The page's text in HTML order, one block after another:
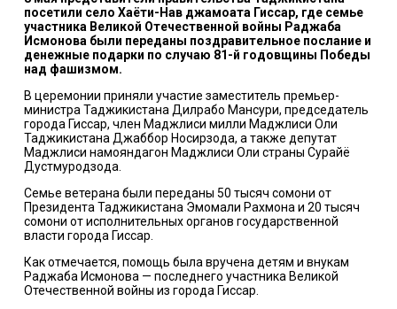
посетили село Хаёти-Нав джамоата Гиссар, где семье
участника Великой Отечественной войны Раджаба
Исмонова были переданы поздравительное послание и
денежные подарки по случаю 81-й годовщины Победы
над фашизмом.
В церемонии приняли участие заместитель премьер-
министра Таджикистана Дилрабо Мансури, председатель
города Гиссар, член Маджлиси милли Маджлиси Оли
Таджикистана Джаббор Носирзода, а также депутат
Маджлиси намояндагон Маджлиси Оли страны Сурайё
Дустмуродзода.
Семье ветерана были переданы 50 тысяч сомони от
Президента Таджикистана Эмомали Рахмона и 20 тысяч
сомони от исполнительных органов государственной
власти города Гиссар.
Как отмечается, помощь была вручена детям и внукам
Раджаба Исмонова — последнего участника Великой
Отечественной войны из города Гиссар.